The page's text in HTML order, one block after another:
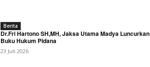
Berita
Dr.Fri Hartono SH,MH, Jaksa Utama Madya
Buku Hukum Pidana
23 Juli 2026